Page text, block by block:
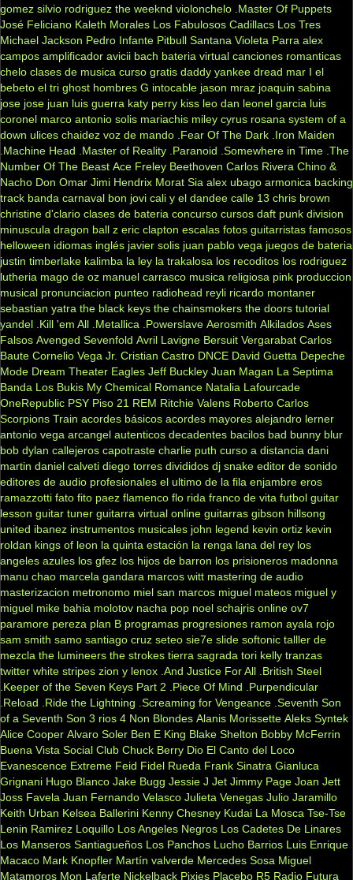
gomez silvio rodriguez the weeknd violonchelo .Master Of Puppets
José Feliciano Kaleth Morales Los Fabulosos Cadillacs Los Tres
Michael Jackson Pedro Infante Pitbull Santana Violeta Parra alex
campos amplificador avicii bach bateria virtual canciones romanticas
chelo clases de musica curso gratis daddy yankee dread mar I el
bebeto el tri ghost hombres G intocable jason mraz joaquin sabina
jose jose juan luis guerra katy perry kiss leo dan leonel garcia luis
coronel marco antonio solis mariachis miley cyrus rosana system of a
down ulices chaidez voz de mando .Fear Of The Dark .Iron Maiden
.Machine Head
.Master of Reality .Paranoid .Somewhere in Time .The
Number Of The Beast Ace Freley Beethoven Carlos Rivera Chino &
Nacho Don Omar Jimi Hendrix Morat Sia alex ubago armonica backing
track banda carnaval bon jovi cali y el dandee calle 13 chris brown
christine d'clario clases de bateria concurso cursos daft punk division
minuscula dragon ball z eric clapton escalas fotos guitarristas famosos
helloween idiomas inglés javier solis juan pablo vega juegos de bateria
justin timberlake kalimba la ley la trakalosa los recoditos los rodriguez
lutheria mago de oz manuel carrasco musica religiosa pink produccion
musical pronunciacion punteo radiohead reyli ricardo montaner
sebastian yatra the black keys the chainsmokers the doors tutorial
yandel .Kill 'em All .Metallica .Powerslave Aerosmith Alkilados Ases
Falsos Avenged Sevenfold Avril Lavigne Bersuit Vergarabat Carlos
Baute Cornelio Vega Jr. Cristian Castro DNCE David Guetta Depeche
Mode Dream Theater Eagles Jeff Buckley Juan Magan La Septima
Banda Los Bukis My Chemical Romance Natalia Lafourcade
OneRepublic PSY Piso 21 REM Ritchie Valens Roberto Carlos
Scorpions Train acordes básicos acordes mayores alejandro lerner
antonio vega arcangel autenticos decadentes bacilos bad bunny blur
bob dylan callejeros capotraste charlie puth curso a distancia dani
martin daniel calveti diego torres divididos dj snake editor de sonido
editores de audio profesionales el ultimo de la fila enjambre eros
ramazzotti fato fito paez flamenco flo rida franco de vita futbol guitar
lesson guitar tuner guitarra virtual online guitarras gibson hillsong
united ibanez instrumentos musicales john legend kevin ortiz kevin
roldan kings of leon la quinta estación la renga lana del rey los
angeles azules los gfez los hijos de barron los prisioneros madonna
manu chao marcela gandara marcos witt mastering de audio
masterizacion metronomo miel san marcos miguel mateos miguel y
miguel mike bahia molotov nacha pop noel schajris online ov7
paramore pereza plan B programas progresiones ramon ayala rojo
sam smith samo santiago cruz seteo sie7e slide softonic talller de
mezcla the lumineers the strokes tierra sagrada tori kelly tranzas
twitter white stripes zion y lenox .And Justice For All .British Steel
.Keeper of the Seven Keys Part 2
.Piece Of Mind
.Purpendicular
.Reload
.Ride the Lightning .Screaming for Vengeance .Seventh Son
of a Seventh Son 3 rios 4 Non Blondes Alanis Morissette Aleks Syntek
Alice Cooper Alvaro Soler Ben E King Blake Shelton Bobby McFerrin
Buena Vista Social Club Chuck Berry Dio El Canto del Loco
Evanescence Extreme Feid Fidel Rueda Frank Sinatra Gianluca
Grignani Hugo Blanco Jake Bugg Jessie J Jet Jimmy Page Joan Jett
Joss Favela Juan Fernando Velasco Julieta Venegas Julio Jaramillo
Keith Urban Kelsea Ballerini Kenny Chesney Kudai La Mosca Tse-Tse
Lenin Ramirez Loquillo Los Angeles Negros Los Cadetes De Linares
Los Manseros Santiagueños Los Panchos Lucho Barrios Luis Enrique
Macaco Mark Knopfler Martín valverde Mercedes Sosa Miguel
Matamoros Mon Laferte Nickelback Pixies Placebo R5 Radio Futura